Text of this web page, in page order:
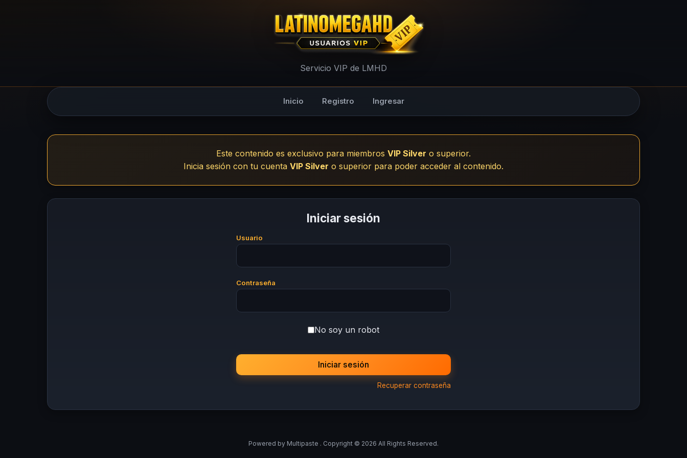
Servicio VIP de LMHD
Inicio Registro Ingresar
Este contenido es exclusivo para miembros VIP Silver o superior.
Inicia sesión con tu cuenta VIP Silver o superior para poder acceder al contenido.
Iniciar sesión
Usuario
Contraseña
No soy un robot
Iniciar sesión
Recuperar contraseña
Powered by Multipaste . Copyright © 2026 All Rights Reserved.